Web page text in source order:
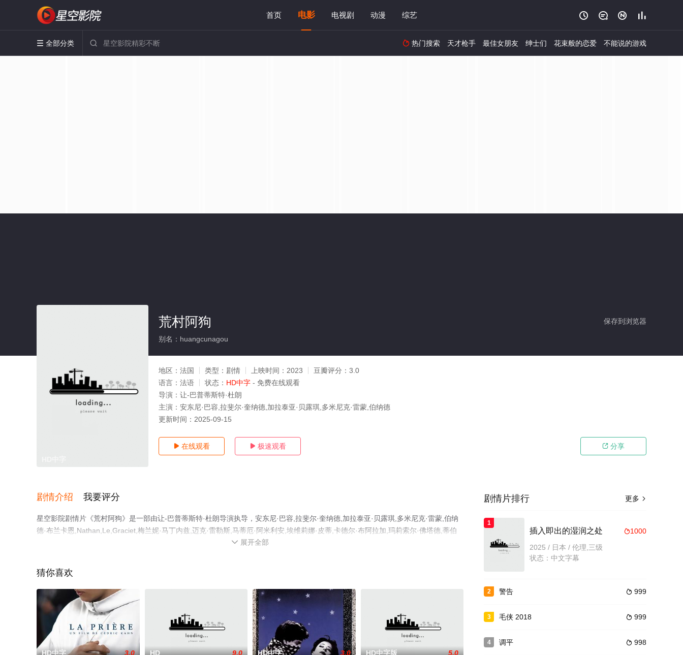
首页 电影 电视剧 动漫 综艺    
 全部分类   热门搜索 天才枪手 最佳女朋友 绅士们 花束般的恋爱 不能说的游戏
保存到浏览器
荒村阿狗
别名：huangcunagou
地区： 法国 类型： 剧情 上映时间： 2023 豆瓣评分： 3.0
语言： 法语 状态： HD中字 - 免费在线观看
导演： 让-巴普蒂斯特·杜朗
主演： 安东尼·巴容,拉斐尔·奎纳德,加拉泰亚·贝露琪,多米尼克·雷蒙,伯纳德
更新时间： 2025-09-15
 在线观看  极速观看  分享
剧情介绍 我要评分
星空影院剧情片《荒村阿狗》是一部由让-巴普蒂斯特·杜朗导演执导，安东尼·巴容,拉斐尔·奎纳德,加拉泰亚·贝露琪,多米尼克·雷蒙,伯纳
德·布兰卡恩,Nathan,Le,Graciet,梅兰妮·马丁内兹,迈克·雷勒斯,马蒂厄·阿米利安,埃维莉娜·皮蒂,卡德尔·布阿拉加,玛莉索尔·佛塔德,蒂伯
特·巴雅德,玛雅·丹内伊,汤米·李·巴克,费萨尔·德杰杜伊,安东尼·罗德里格兹等明星精彩演绎的法国电影，手机免费观看高清无删减完整版
 展开全部
猜你喜欢
HD中字 3.0 HD 9.0 HD中字 3.0 HD中字版 5.0
更多 
剧情片排行
1
1000
插入即出的湿润之处
2025 / 日本 / 伦理,三级
状态：中文字幕
2  999
警告
3  999
毛侠 2018
4  998
调平